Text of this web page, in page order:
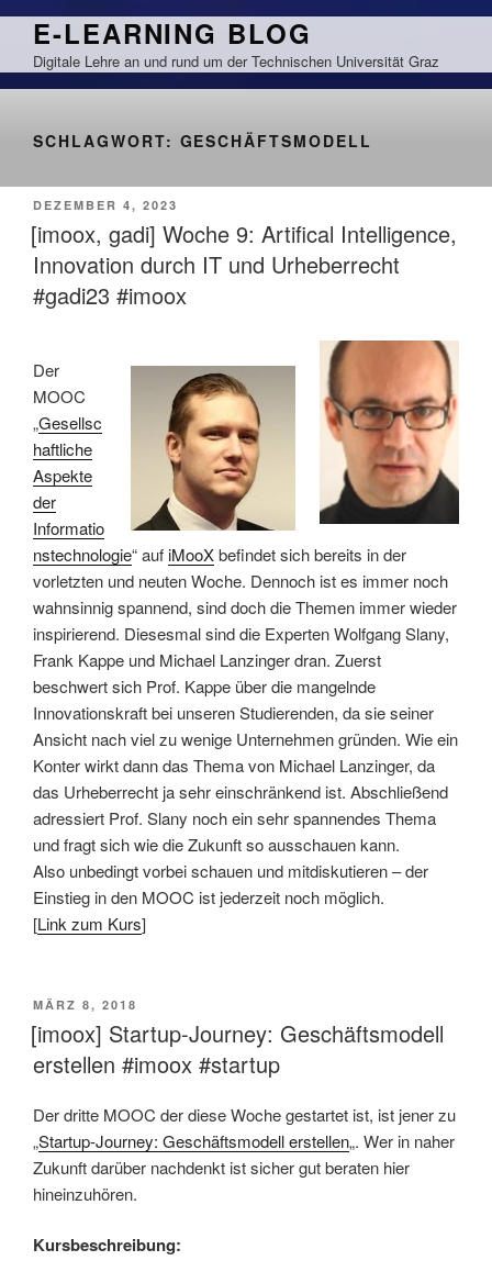
Zum
springen
E-LEARNING BLOG
Digitale Lehre an und rund um der Technischen Universität Graz
SCHLAGWORT: GESCHÄFTSMODELL
VERÖFFENTLICHT
AM
DEZEMBER 4, 2023
[imoox, gadi] Woche 9: Artifical Intelligence,
Innovation durch IT und Urheberrecht
#gadi23 #imoox
Der
MOOC
„Gesellsc
haftliche
Aspekte
der
Informatio
nstechnologie“ aufiMooXbefindet sich bereits in der
vorletzten und neuten Woche. Dennoch ist es immer noch
wahnsinnig spannend, sind doch die Themen immer wieder
inspirierend. Diesesmal sind die Experten Wolfgang Slany,
Frank Kappe und Michael Lanzinger dran. Zuerst
beschwert sich Prof. Kappe über die mangelnde
Innovationskraft bei unseren Studierenden, da sie seiner
Ansicht nach viel zu wenige Unternehmen gründen. Wie ein
Konter wirkt dann das Thema von Michael Lanzinger, da
das Urheberrecht ja sehr einschränkend ist. Abschließend
adressiert Prof. Slany noch ein sehr spannendes Thema
und fragt sich wie die Zukunft so ausschauen kann.
Also unbedingt vorbei schauen und mitdiskutieren – der
Einstieg in den MOOC ist jederzeit noch möglich.
[Link zum Kurs]
VERÖFFENTLICHT
AM
MÄRZ 8, 2018
[imoox] Startup-Journey: Geschäftsmodell
erstellen #imoox #startup
Der dritte MOOC der diese Woche gestartet ist, ist jener zu
„Startup-Journey: Geschäftsmodell erstellen„. Wer in naher
Zukunft darüber nachdenkt ist sicher gut beraten hier
hineinzuhören.
Kursbeschreibung: